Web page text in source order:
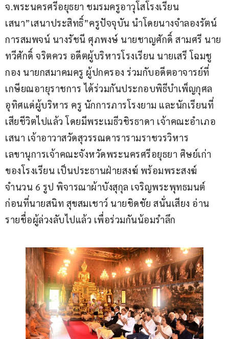
จ.พระนครศรีอยุธยา ชมรมครูอาวุโสโรงเรียน
เสนา”เสนาประสิทธิ์”ครูปัจจุบัน นำโดยนางจำลองรัตน์
การสมพจน์ นางรัชนี ศุภพงษ์ นายชาญศักดิ์ สามศรี นาย
ทวีศักดิ์ จริตควร อดีตผู้บริหารโรงเรียน นายเสรี โฉมชู
กอง นายกสมาคมครู ผู้ปกครอง ร่วมกับอดีตอาจารย์ที่
เกษียณอายุราชการ ได้ร่วมกันประกอบพิธีบำเพ็ญกุศล
อุทิศแด่ผู้บริหาร ครู นักการภารโรงยาม และนักเรียนที่
เสียชีวิตไปแล้ว โดยมีพระเมธีวชิรธาดา เจ้าคณะอำเภอ
เสนา เจ้าอาวาสวัดสุวรรณดารารามราชวรวิหาร
เลขานุการเจ้าคณะจังหวัดพระนครศรีอยุธยา ศิษย์เก่า
ของโรงเรียน เป็นประธานฝ่ายสงฆ์ พร้อมพระสงฆ์
จำนวน 6 รูป พิจารณาผ้าบังสุกุล เจริญพระพุทธมนต์
ก่อนที่นายสนิท สุขสมเชาว์ นายชิดชัย สนั่นเสียง อ่าน
รายชื่อผู้ล่วงลับไปแล้ว เพื่อร่วมกันน้อมรำลึก